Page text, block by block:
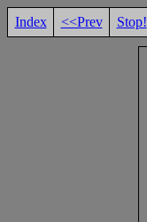
Index <<Prev Stop!